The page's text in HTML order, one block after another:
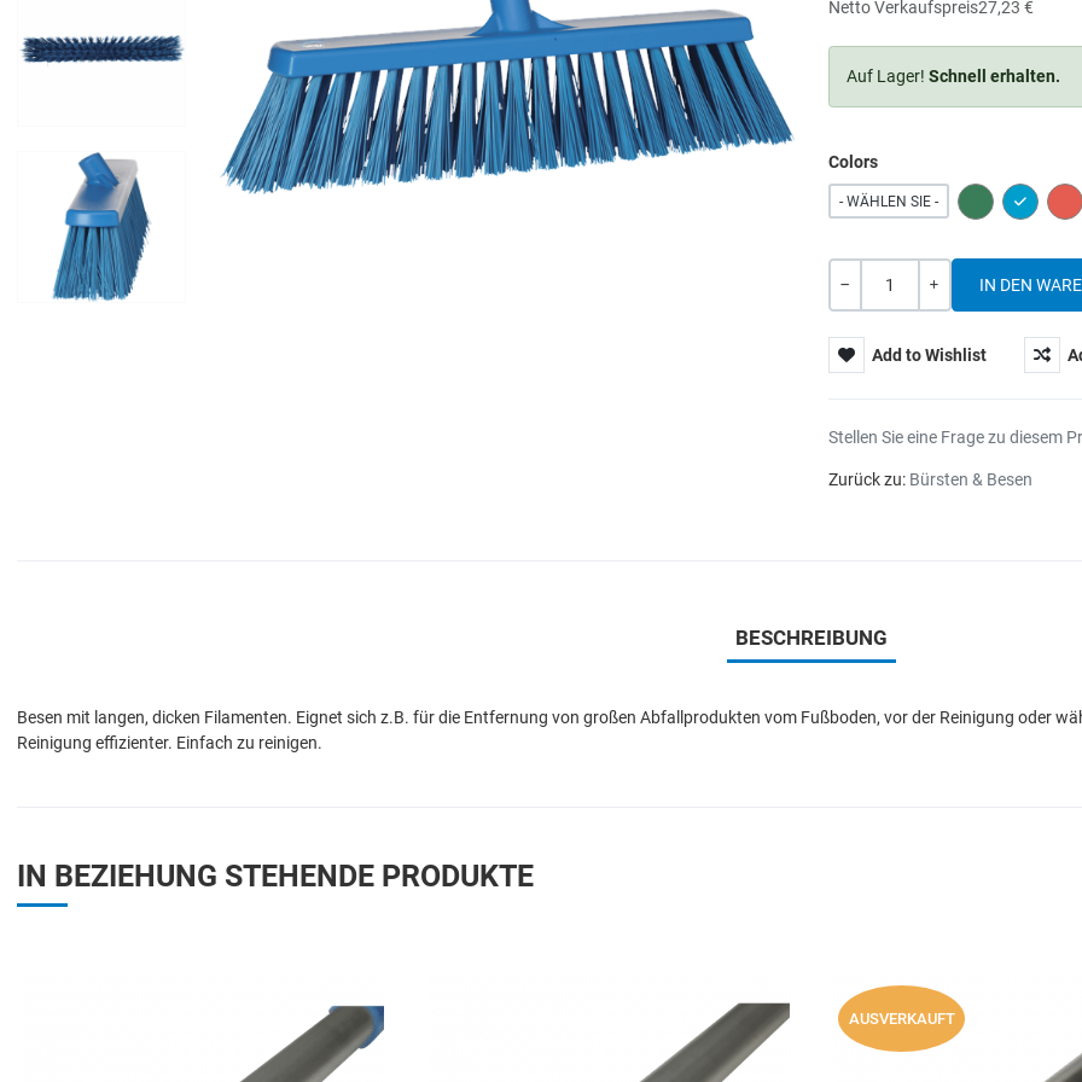
Netto Verkaufspreis27,23 €
Auf Lager! Schnell erhalten.
Colors
- WÄHLEN SIE - GREEN BLUE
Add to Wishlist
Stellen Sie eine Frage zu diesem
Zurück zu: Bürsten & Besen
BESCHREIBUNG
Besen mit langen, dicken Filamenten. Eignet sich z.B. für die Entfernung von großen Abfallprodukten vom Fußboden, vor der Reinigung oder
Reinigung effizienter. Einfach zu reinigen.
IN BEZIEHUNG STEHENDE PRODUKTE
Add to Wishlist
Add to Compare
AUSVERKAUFT